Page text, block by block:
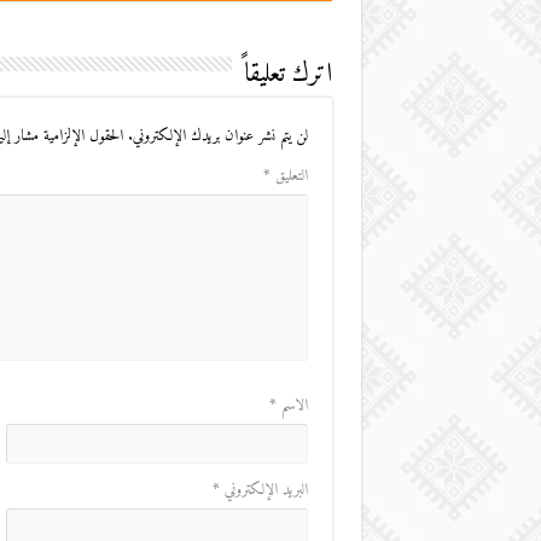
اترك تعليقاً
لن يتم نشر عنوان بريدك الإلكتروني. الحقول الإلزامية مشار
التعليق *
الاسم *
البريد الإلكتروني *